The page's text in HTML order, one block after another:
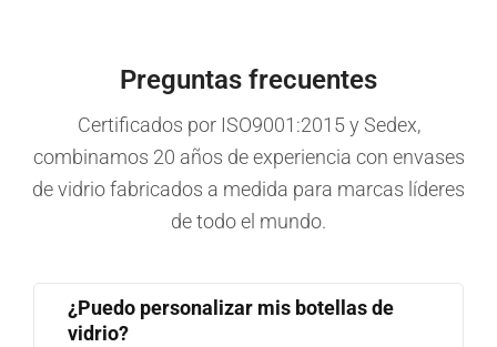
Preguntas frecuentes
Certificados por ISO9001:2015 y Sedex,
combinamos 20 años de experiencia con envases
de vidrio fabricados a medida para marcas líderes
de todo el mundo.
¿Puedo personalizar mis botellas de
vidrio?